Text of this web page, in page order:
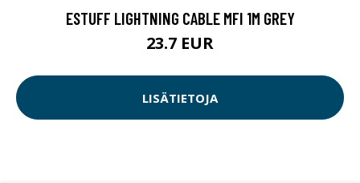
ESTUFF LIGHTNING CABLE MFI 1M GREY
23.7 EUR
LISÄTIETOJA